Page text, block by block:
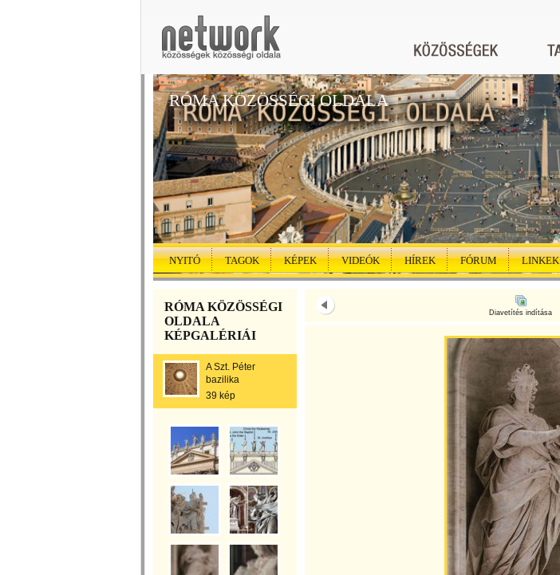
RÓMA KÖZÖSSÉGI OLDALA
NYITÓ TAGOK KÉPEK VIDEÓK HÍREK FÓRUM LINKEK
RÓMA KÖZÖSSÉGI
OLDALA
KÉPGALÉRIÁI
A Szt. Péter
bazilika
39 kép
Diavetítés indítása